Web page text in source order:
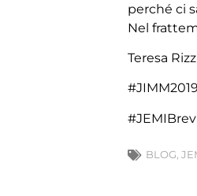
perché ci
Nel
Teresa
#JIMM2019
BLOG